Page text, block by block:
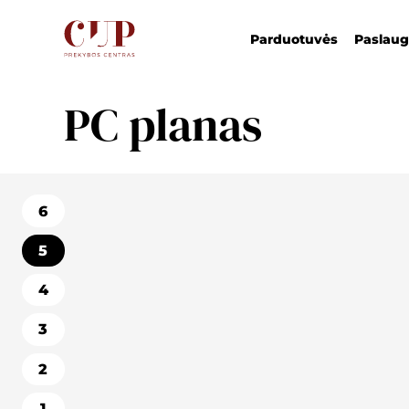
Parduotuvės
PC planas
6
5
4
3
2